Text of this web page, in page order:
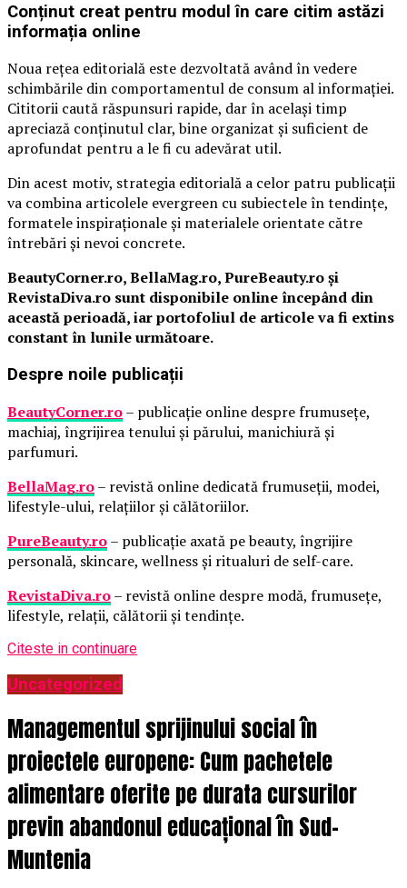
Conținut creat pentru modul în care citim astăzi
informația online
Noua rețea editorială este dezvoltată având în vedere
schimbările din comportamentul de consum al informației.
Cititorii caută răspunsuri rapide, dar în același timp
apreciază conținutul clar, bine organizat și suficient de
aprofundat pentru a le fi cu adevărat util.
Din acest motiv, strategia editorială a celor patru publicații
va combina articolele evergreen cu subiectele în tendințe,
formatele inspiraționale și materialele orientate către
întrebări și nevoi concrete.
BeautyCorner.ro, BellaMag.ro, PureBeauty.ro și
RevistaDiva.ro sunt disponibile online începând din
această perioadă, iar portofoliul de articole va fi extins
constant în lunile următoare.
Despre noile publicații
BeautyCorner.ro– publicație online despre frumusețe,
machiaj, îngrijirea tenului și părului, manichiură și
parfumuri.
BellaMag.ro– revistă online dedicată frumuseții, modei,
lifestyle-ului, relațiilor și călătoriilor.
PureBeauty.ro– publicație axată pe beauty, îngrijire
personală, skincare, wellness și ritualuri de self-care.
RevistaDiva.ro– revistă online despre modă, frumusețe,
lifestyle, relații, călătorii și tendințe.
Citeste in continuare
Uncategorized
Managementul sprijinului social în
proiectele europene: Cum pachetele
alimentare oferite pe durata cursurilor
previn abandonul educațional în Sud-
Muntenia